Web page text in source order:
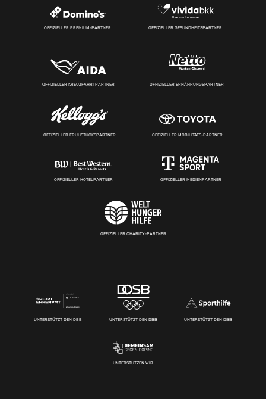
OFFIZIELLER PREMIUM-PARTNER OFFIZIELLER GESUNDHEITSPARTNER
OFFIZIELLER KREUZFAHRTPARTNER OFFIZIELLER ERNÄHRUNGSPARTNER
OFFIZIELLER FRÜHSTÜCKSPARTNER OFFIZIELLER MOBILITÄTS-PARTNER
OFFIZIELLER HOTELPARTNER OFFIZIELLER MEDIENPARTNER
OFFIZIELLER CHARITY-PARTNER
UNTERSTÜTZT DEN DBB UNTERSTÜTZT DEN DBB UNTERSTÜTZT DEN DBB
UNTERSTÜTZEN WIR